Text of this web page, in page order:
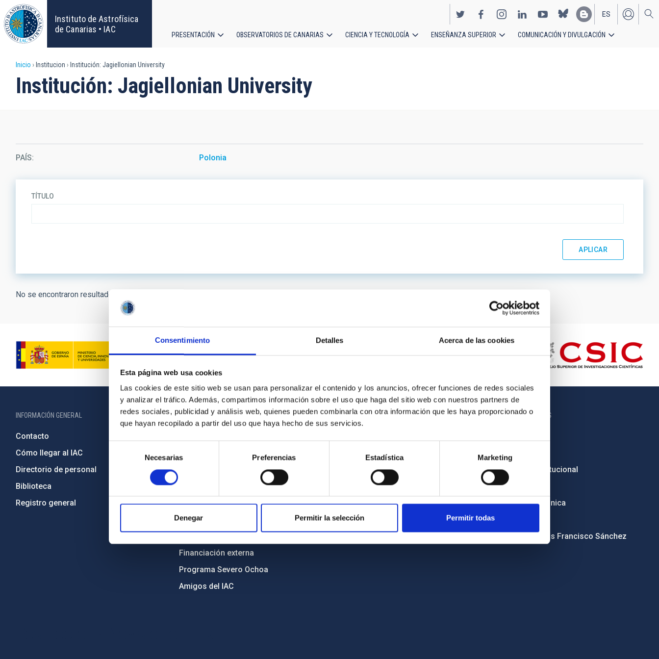
Consentimiento Detalles Acerca de las cookies
Esta página web usa cookies
Las cookies de este sitio web se usan para personalizar el contenido y los anuncios, ofrecer funciones de redes sociales
y analizar el tráfico. Además, compartimos información sobre el uso que haga del sitio web con nuestros partners de
redes sociales, publicidad y análisis web, quienes pueden combinarla con otra información que les haya proporcionado o
que hayan recopilado a partir del uso que haya hecho de sus servicios.
consentimiento
Necesarias Preferencias Estadística Marketing
Denegar Permitir la selección Permitir todas
Pasar
al
contenido
principal
Instituto de Astrofísica
de Canarias • IAC
EN
ES
principal
PRESENTACIÓN OBSERVATORIOS DE CANARIAS CIENCIA Y TECNOLOGÍA ENSEÑANZA SUPERIOR COMUNICACIÓN Y DIVULGACIÓN
Sobrescribir
enlaces
a
la
navegación
Inicio Institucion Institución: Jagiellonian University
Institución: Jagiellonian University
PAÍS Polonia
TÍTULO
No se encontraron resultados.
INFORMACIÓN GENERAL
Contacto
Cómo llegar al IAC
Directorio de personal
Biblioteca
Registro general
INFORMACIÓN INSTITUCIONAL
Código ético y política antifraude
Igualdad y diversidad de género
Forever IAC
Medio Ambiente y Sostenibilidad
Financiación externa
Programa Severo Ochoa
Amigos del IAC
PORTAL DEL IAC
Políticas de privacidad
Aviso legal
Política de cookies
Accesibilidad
OTROS ENLACES
Imagen institucional
RSS
Sede electrónica
Condolencias Francisco Sánchez